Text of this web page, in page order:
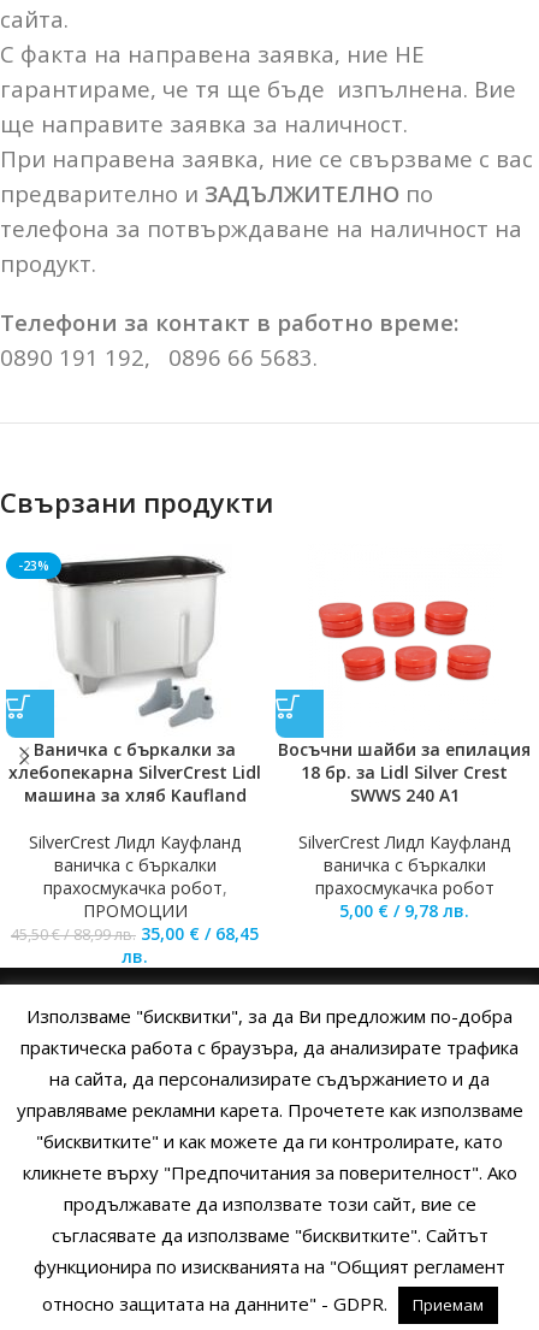
сайта.
С факта на направена заявка, ние НЕ
гарантираме, че тя ще бъде изпълнена. Вие
ще направите заявка за наличност.
При направена заявка, ние се свързваме с вас
предварително и ЗАДЪЛЖИТЕЛНО по
телефона за потвърждаване на наличност на
продукт.
Телефони за контакт в работно време:
0890 191 192, 0896 66 5683.
Свързани продукти
-23%
Ваничка с бъркалки за
хлебопекарна SilverCrest Lidl
машина за хляб Kaufland
SilverCrest Лидл Кауфланд
ваничка с бъркалки
прахосмукачка робот,
ПРОМОЦИИ
45,50€/88,99лв. 35,00 € / 68,45
лв.
Восъчни шайби за епилация
18 бр. за Lidl Silver Crest
SWWS 240 A1
SilverCrest Лидл Кауфланд
ваничка с бъркалки
прахосмукачка робот
5,00 € / 9,78 лв.
ОБЩИ УСЛОВИЯ УСЛОВИЯ И ПРАВИЛА
ПОЛИТИКА НА БИСКВИТКИТЕПОЛИТИКА ЗА ПОВЕРИТЕЛНОСТ
Copyright © 2014 - 2024 Zigifly.com — Developed by We Work With
You
Използваме "бисквитки", за да Ви предложим по-добра
практическа работа с браузъра, да анализирате трафика
на сайта, да персонализирате съдържанието и да
управляваме рекламни карета. Прочетете как използваме
"бисквитките" и как можете да ги контролирате, като
кликнете върху "Предпочитания за поверителност". Ако
продължавате да използвате този сайт, вие се
съгласявате да използваме "бисквитките". Сайтът
функционира по изискванията на "Общият регламент
относно защитата на данните" - GDPR.
Приемам